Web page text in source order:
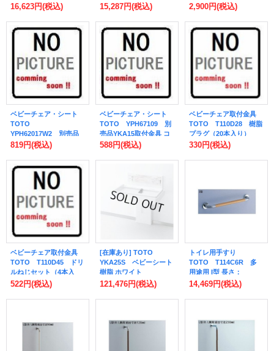
EWC520AS・BS用 コン
16,623円(税込)
EWC520AS・BS用 コン
[■]
15,287円(税込)
入り [■]
2,900円(税込)
ベビーチェア・シート
TOTO
YPH62017W2 別売品
YKA15取付金具 アンカ
819円(税込)
ベビーチェア・シート
TOTO YPH67109 別
売品YKA15取付金具 コ
ーチねじ 4本入り [■]
588円(税込)
ベビーチェア取付金具
TOTO T110D28 樹脂
プラグ（20本入り）
Φ6×30 YKA13・YKA14
330円(税込)
ベビーチェア取付金具
TOTO T110D45 ドリ
ルねじセット（4本入
り）Φ5×45 YKA13・
522円(税込)
[在庫あり] TOTO
YKA25S ベビーシート
樹脂 ホワイト
※YKA25Rの後継品 ☆2
121,476円(税込)
トイレ用手すり
TOTO T114C6R 多
用途用 I型 長さ：
600mm (T114C6の仕様
14,469円(税込)